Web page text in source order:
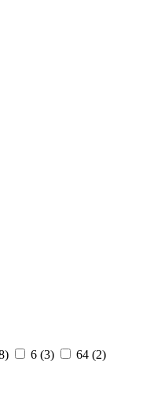
) 6 (3) 64 (2)